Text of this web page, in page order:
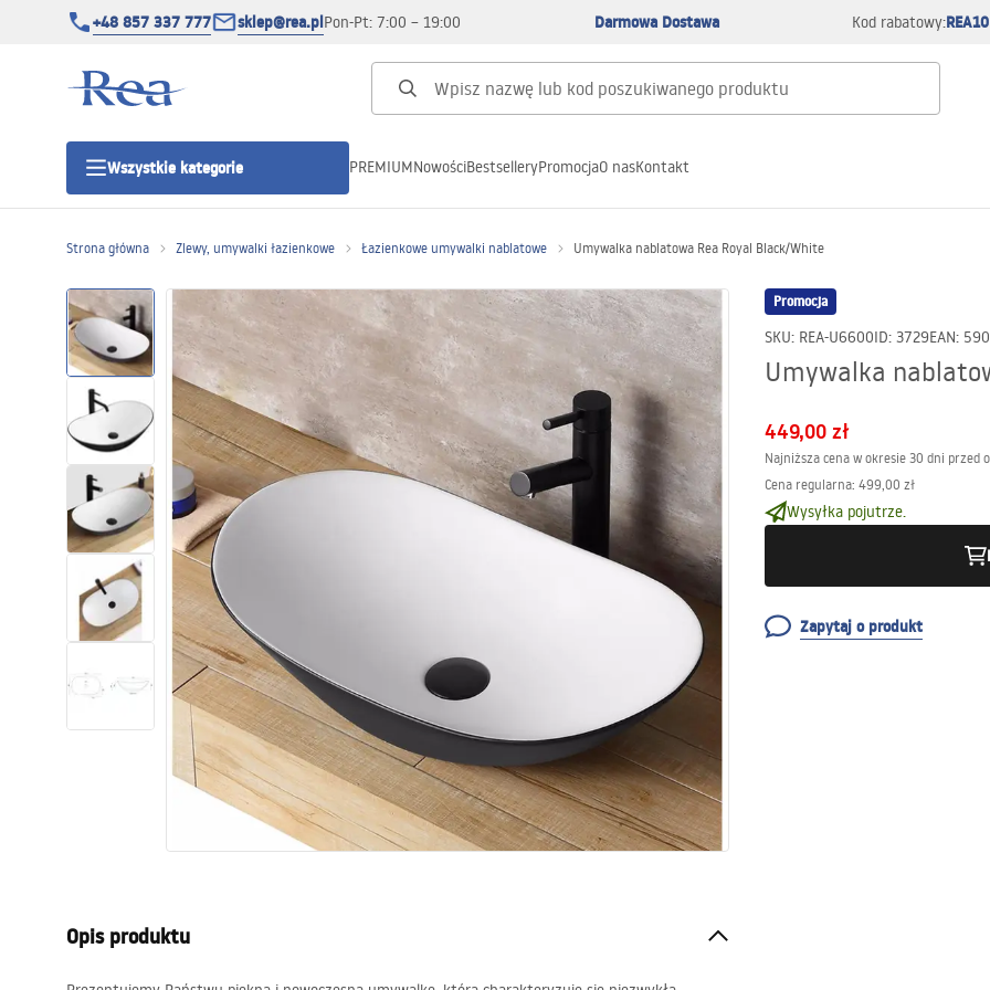
+48 857 337 777 sklep@rea.plPon-Pt: 7:00 – 19:00 Darmowa Dostawa Kod rabatowy:REA10
Wszystkie kategorie
Kategorie produktowe
Kabiny prysznicowe
Drzwi prysznicowe
Brodziki prysznicowe
Odpływy liniowe
Toalety, ubikacje
Umywalki
Wanny i parawany
Baterie
Akcesoria i meble łazienkowe
PREMIUMNowościBestselleryPromocjaO nasKontakt
Strona główna Zlewy, umywalki łazienkowe Łazienkowe umywalki nablatowe Umywalka nablatowa Rea Royal Black/White
Promocja
SKU: REA-U6600ID: 3729EAN:
Umywalka
449,00 zł
Najniższa cena w okresie 30 dni przed
Cena regularna: 499,00 zł
Wysyłka pojutrze.
Zapytaj o produkt
Opis produktu